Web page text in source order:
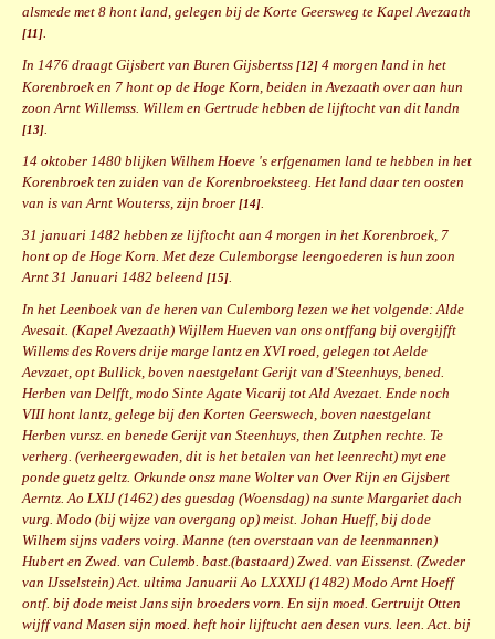
alsmede met 8 hont land, gelegen bij de Korte Geersweg te Kapel Avezaath
[11].
In 1476 draagt Gijsbert van Buren Gijsbertss [12] 4 morgen land in het
Korenbroek en 7 hont op de Hoge Korn, beiden in Avezaath over aan hun
zoon Arnt Willemss. Willem en Gertrude hebben de lijftocht van dit landn
[13].
14 oktober 1480 blijken Wilhem Hoeve 's erfgenamen land te hebben in het
Korenbroek ten zuiden van de Korenbroeksteeg. Het land daar ten oosten
van is van Arnt Wouterss, zijn broer [14].
31 januari 1482 hebben ze lijftocht aan 4 morgen in het Korenbroek, 7
hont op de Hoge Korn. Met deze Culemborgse leengoederen is hun zoon
Arnt 31 Januari 1482 beleend [15].
In het Leenboek van de heren van Culemborg lezen we het volgende: Alde
Avesait. (Kapel Avezaath) Wijllem Hueven van ons ontffang bij overgijfft
Willems des Rovers drije marge lantz en XVI roed, gelegen tot Aelde
Aevzaet, opt Bullick, boven naestgelant Gerijt van d'Steenhuys, bened.
Herben van Delfft, modo Sinte Agate Vicarij tot Ald Avezaet. Ende noch
VIII hont lantz, gelege bij den Korten Geerswech, boven naestgelant
Herben vursz. en benede Gerijt van Steenhuys, then Zutphen rechte. Te
verherg. (verheergewaden, dit is het betalen van het leenrecht) myt ene
ponde guetz geltz. Orkunde onsz mane Wolter van Over Rijn en Gijsbert
Aerntz. Ao LXIJ (1462) des guesdag (Woensdag) na sunte Margariet dach
vurg. Modo (bij wijze van overgang op) meist. Johan Hueff, bij dode
Wilhem sijns vaders voirg. Manne (ten overstaan van de leenmannen)
Hubert en Zwed. van Culemb. bast.(bastaard) Zwed. van Eissenst. (Zweder
van IJsselstein) Act. ultima Januarii Ao LXXXIJ (1482) Modo Arnt Hoeff
ontf. bij dode meist Jans sijn broeders vorn. En sijn moed. Gertruijt Otten
wijff vand Masen sijn moed. heft hoir lijftucht aen desen vurs. leen. Act. bij